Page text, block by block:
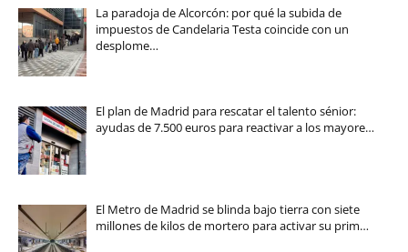
La paradoja de Alcorcón: por qué la subida de
impuestos de Candelaria Testa coincide con un
desplome…
El plan de Madrid para rescatar el talento sénior:
ayudas de 7.500 euros para reactivar a los mayore…
El Metro de Madrid se blinda bajo tierra con siete
millones de kilos de mortero para activar su prim…